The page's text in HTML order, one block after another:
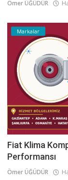
Ömer ÜĞÜDÜR
Markalar
Fiat Klima
Performansı
Ömer ÜĞÜDÜR